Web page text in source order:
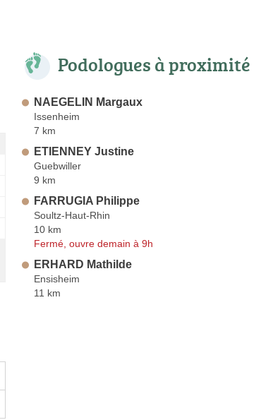
Podologues à proximité
NAEGELIN Margaux
Issenheim
7 km
ETIENNEY Justine
Guebwiller
9 km
FARRUGIA Philippe
Soultz-Haut-Rhin
10 km
Fermé, ouvre demain à 9h
ERHARD Mathilde
Ensisheim
11 km